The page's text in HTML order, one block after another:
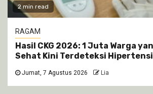
2 min read
RAGAM
Hasil CKG 2026: 1 Juta Warga
Sehat Kini Terdeteksi Hipertensi
Jumat, 7 Agustus 2026 Lia